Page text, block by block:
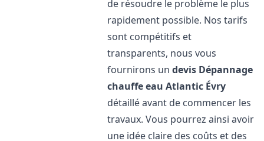
de résoudre le problème le plus
rapidement possible. Nos tarifs
sont compétitifs et
transparents, nous vous
fournirons undevis Dépannage
chauffe eau Atlantic Évry
détaillé avant de commencer les
travaux. Vous pourrez ainsi avoir
une idée claire des coûts et des